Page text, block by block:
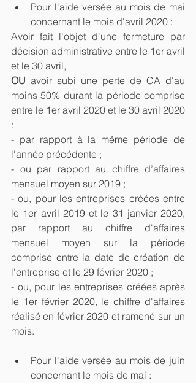
Pour l'aide versée au mois de mai
concernant le mois d'avril 2020 :
Avoir fait l'objet d'une fermeture par
décision administrative entre le 1er avril
et le 30 avril,
OU avoir subi une perte de CA d'au
moins 50% durant la période comprise
entre le 1er avril 2020 et le 30 avril 2020
:
- par rapport à la même période de
l'année précédente ;
- ou par rapport au chiffre d’affaires
mensuel moyen sur 2019 ;
- ou, pour les entreprises créées entre
le 1er avril 2019 et le 31 janvier 2020,
par rapport au chiffre d'affaires
mensuel moyen sur la période
comprise entre la date de création de
l'entreprise et le 29 février 2020 ;
- ou, pour les entreprises créées après
le 1er février 2020, le chiffre d'affaires
réalisé en février 2020 et ramené sur un
mois.
Pour l'aide versée au mois de juin
concernant le mois de mai :